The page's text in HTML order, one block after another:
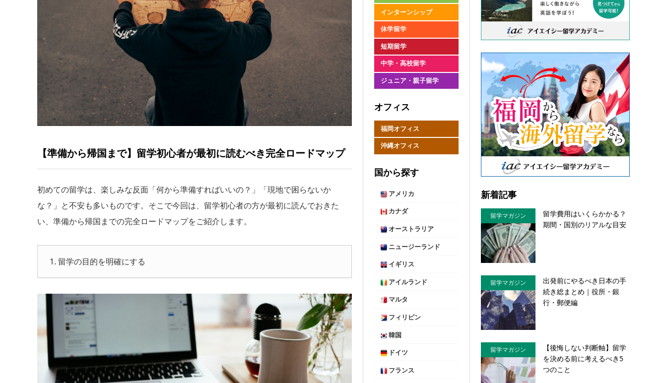
【準備から帰国まで】留学初心者が最初に読むべき完全ロードマップ
初めての留学は、楽しみな反面「何から準備すればいいの？」「現地で困らないか
な？」と不安も多いものです。そこで今回は、留学初心者の方が最初に読んでおきた
い、準備から帰国までの完全ロードマップをご紹介します。
1. 留学の目的を明確にする
インターンシップ
休学留学
短期留学
中学・高校留学
ジュニア・親子留学
オフィス
福岡オフィス
沖縄オフィス
国から探す
アメリカ
カナダ
オーストラリア
ニュージーランド
イギリス
アイルランド
マルタ
フィリピン
韓国
ドイツ
フランス
新着記事
留学マガジン
留学費用はいくらかかる？
期間・国別のリアルな目安
留学マガジン
出発前にやるべき日本の手
続き総まとめ｜役所・銀
行・郵便編
留学マガジン
【後悔しない判断軸】留学
を決める前に考えるべき5
つのこと